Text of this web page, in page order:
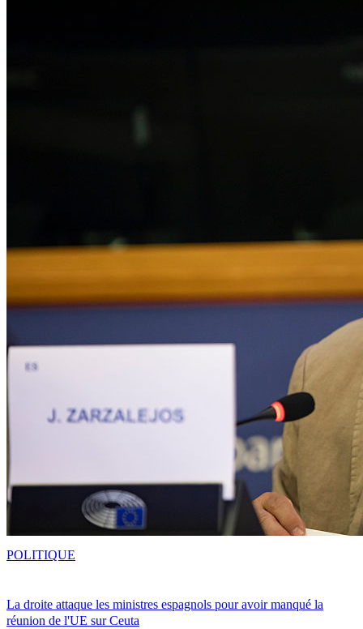
La droite attaque les ministres espagnols pour avoir manqué la
réunion de l'UE sur Ceuta
POLITIQUE